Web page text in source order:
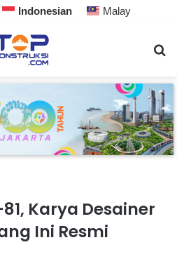
Indonesian Malay
81, Karya Desainer
Ini Resmi